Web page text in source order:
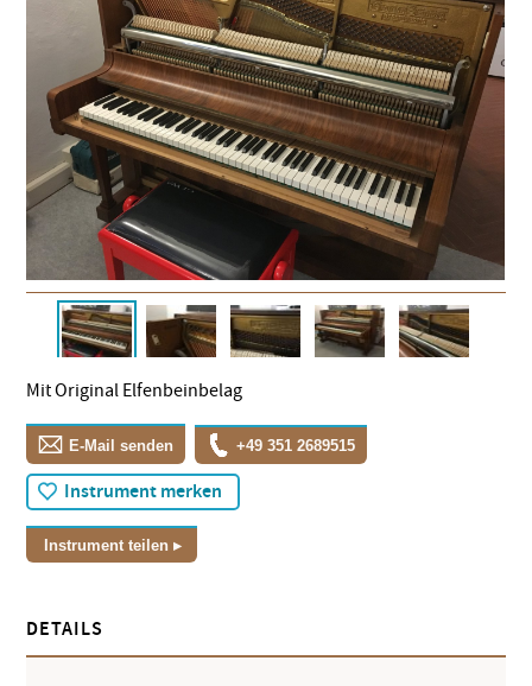
Mit Original Elfenbeinbelag
E-Mail senden +49 351 2689515
Instrument merken
Instrument teilen
DETAILS